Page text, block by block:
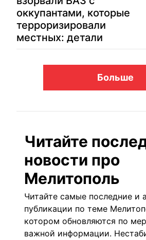
оккупантами, которые
терроризировали
местных: детали
Больше
Читайте
новости про
Мелитополь
Читайте самые последние и
публикации по теме
котором обновляются по
важной информации.